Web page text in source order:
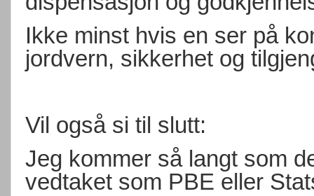
Ikke minst hvis en ser på
jordvern, sikkerhet og
Vil også si til slutt:
Jeg kommer så langt som
vedtaket som PBE eller